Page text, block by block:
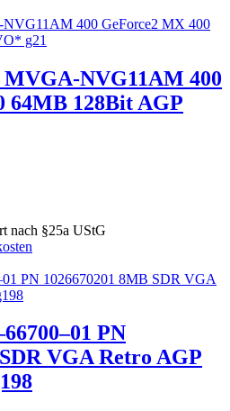
NVG11AM 400
64MB 128Bit AGP
nach §25a UStG
PN
VGA Retro AGP